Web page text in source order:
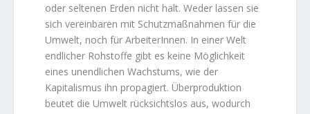
oder seltenen Erden nicht halt. Weder lassen sie
sich vereinbaren mit Schutzmaßnahmen für die
Umwelt, noch für ArbeiterInnen. In einer Welt
endlicher Rohstoffe gibt es keine Möglichkeit
eines unendlichen Wachstums, wie der
Kapitalismus ihn propagiert. Überproduktion
beutet die Umwelt rücksichtslos aus, wodurch